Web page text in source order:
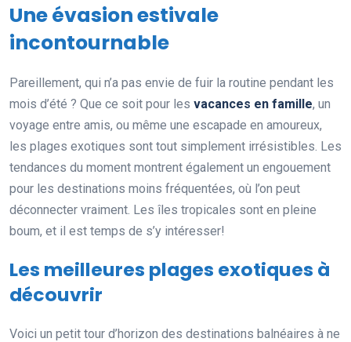
Une évasion estivale
incontournable
Pareillement, qui n’a pas envie de fuir la routine pendant les
mois d’été ? Que ce soit pour les vacances en famille, un
voyage entre amis, ou même une escapade en amoureux,
les plages exotiques sont tout simplement irrésistibles. Les
tendances du moment montrent également un engouement
pour les destinations moins fréquentées, où l’on peut
déconnecter vraiment. Les îles tropicales sont en pleine
boum, et il est temps de s’y intéresser!
Les meilleures plages exotiques à
découvrir
Voici un petit tour d’horizon des destinations balnéaires à ne